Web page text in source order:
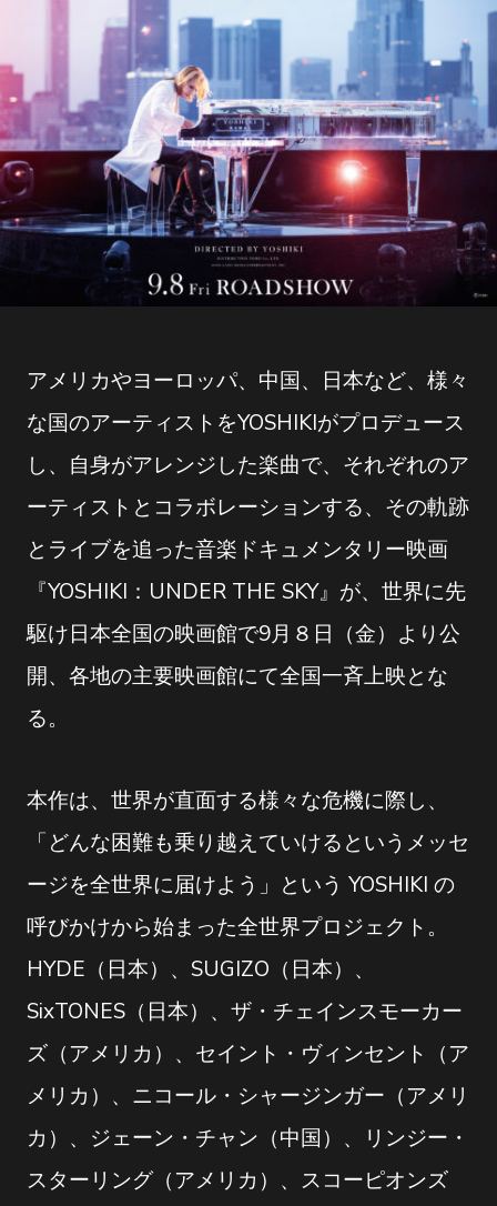
アメリカやヨーロッパ、中国、日本など、様々
な国のアーティストをYOSHIKIがプロデュース
し、自身がアレンジした楽曲で、それぞれのア
ーティストとコラボレーションする、その軌跡
とライブを追った音楽ドキュメンタリー映画
『YOSHIKI：UNDER THE SKY』が、世界に先
駆け日本全国の映画館で9月８日（金）より公
開、各地の主要映画館にて全国一斉上映とな
る。
本作は、世界が直面する様々な危機に際し、
「どんな困難も乗り越えていけるというメッセ
ージを全世界に届けよう」という YOSHIKI の
呼びかけから始まった全世界プロジェクト。
HYDE（日本）、SUGIZO（日本）、
SixTONES（日本）、ザ・チェインスモーカー
ズ（アメリカ）、セイント・ヴィンセント（ア
メリカ）、ニコール・シャージンガー（アメリ
カ）、ジェーン・チャン（中国）、リンジー・
スターリング（アメリカ）、スコーピオンズ